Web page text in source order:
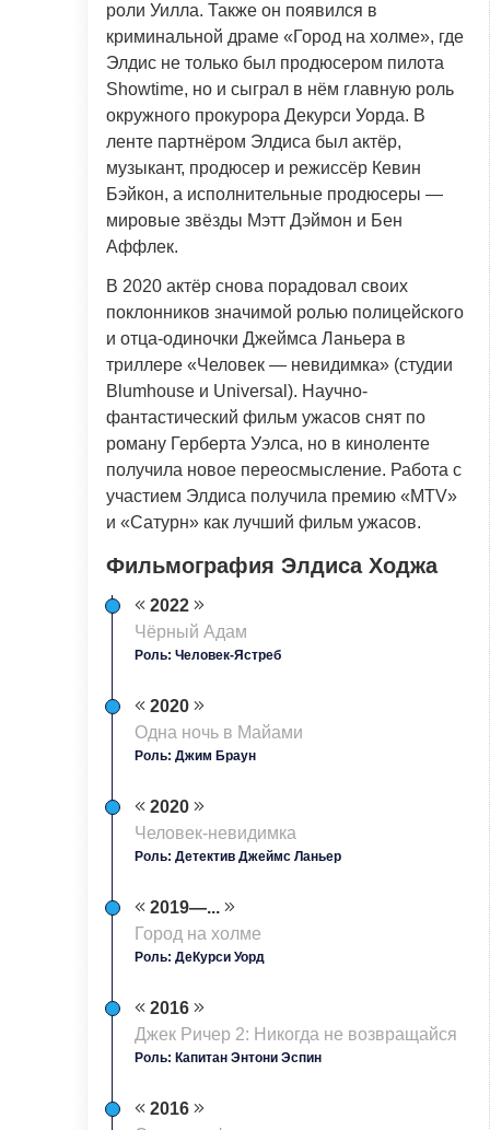
роли Уилла. Также он появился в
криминальной драме «Город на холме», где
Элдис не только был продюсером пилота
Showtime, но и сыграл в нём главную роль
окружного прокурора Декурси Уорда. В
ленте партнёром Элдиса был актёр,
музыкант, продюсер и режиссёр Кевин
Бэйкон, а исполнительные продюсеры —
мировые звёзды Мэтт Дэймон и Бен
Аффлек.
В 2020 актёр снова порадовал своих
поклонников значимой ролью полицейского
и отца-одиночки Джеймса Ланьера в
триллере «Человек — невидимка» (студии
Blumhouse и Universal). Научно-
фантастический фильм ужасов снят по
роману Герберта Уэлса, но в киноленте
получила новое переосмысление. Работа с
участием Элдиса получила премию «MTV»
и «Сатурн» как лучший фильм ужасов.
Фильмография Элдиса Ходжа
2022
Чёрный Адам
Роль: Человек-Ястреб
2020
Одна ночь в Майами
Роль: Джим Браун
2020
Человек-невидимка
Роль: Детектив Джеймс Ланьер
2019—...
Город на холме
Роль: ДеКурси Уорд
2016
Джек Ричер 2: Никогда не возвращайся
Роль: Капитан Энтони Эспин
2016